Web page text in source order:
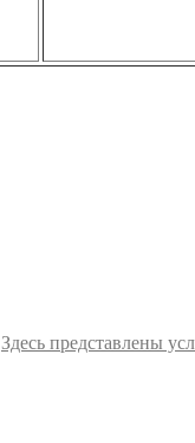
Здесь представлены